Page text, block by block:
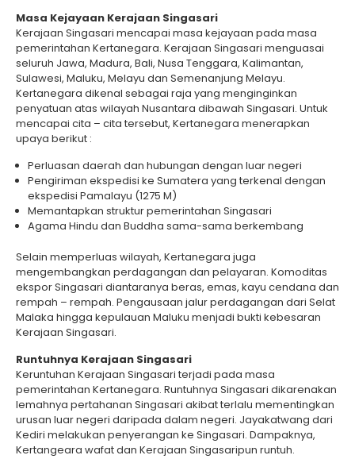
Masa Kejayaan Kerajaan Singasari
Kerajaan Singasari mencapai masa kejayaan pada masa
pemerintahan Kertanegara. Kerajaan Singasari menguasai
seluruh Jawa, Madura, Bali, Nusa Tenggara, Kalimantan,
Sulawesi, Maluku, Melayu dan Semenanjung Melayu.
Kertanegara dikenal sebagai raja yang menginginkan
penyatuan atas wilayah Nusantara dibawah Singasari. Untuk
mencapai cita – cita tersebut, Kertanegara menerapkan
upaya berikut :
Perluasan daerah dan hubungan dengan luar negeri
Pengiriman ekspedisi ke Sumatera yang terkenal dengan
ekspedisi Pamalayu (1275 M)
Memantapkan struktur pemerintahan Singasari
Agama Hindu dan Buddha sama-sama berkembang
Selain memperluas wilayah, Kertanegara juga
mengembangkan perdagangan dan pelayaran. Komoditas
ekspor Singasari diantaranya beras, emas, kayu cendana dan
rempah – rempah. Pengausaan jalur perdagangan dari Selat
Malaka hingga kepulauan Maluku menjadi bukti kebesaran
Kerajaan Singasari.
Runtuhnya Kerajaan Singasari
Keruntuhan Kerajaan Singasari terjadi pada masa
pemerintahan Kertanegara. Runtuhnya Singasari dikarenakan
lemahnya pertahanan Singasari akibat terlalu mementingkan
urusan luar negeri daripada dalam negeri. Jayakatwang dari
Kediri melakukan penyerangan ke Singasari. Dampaknya,
Kertangeara wafat dan Kerajaan Singasaripun runtuh.